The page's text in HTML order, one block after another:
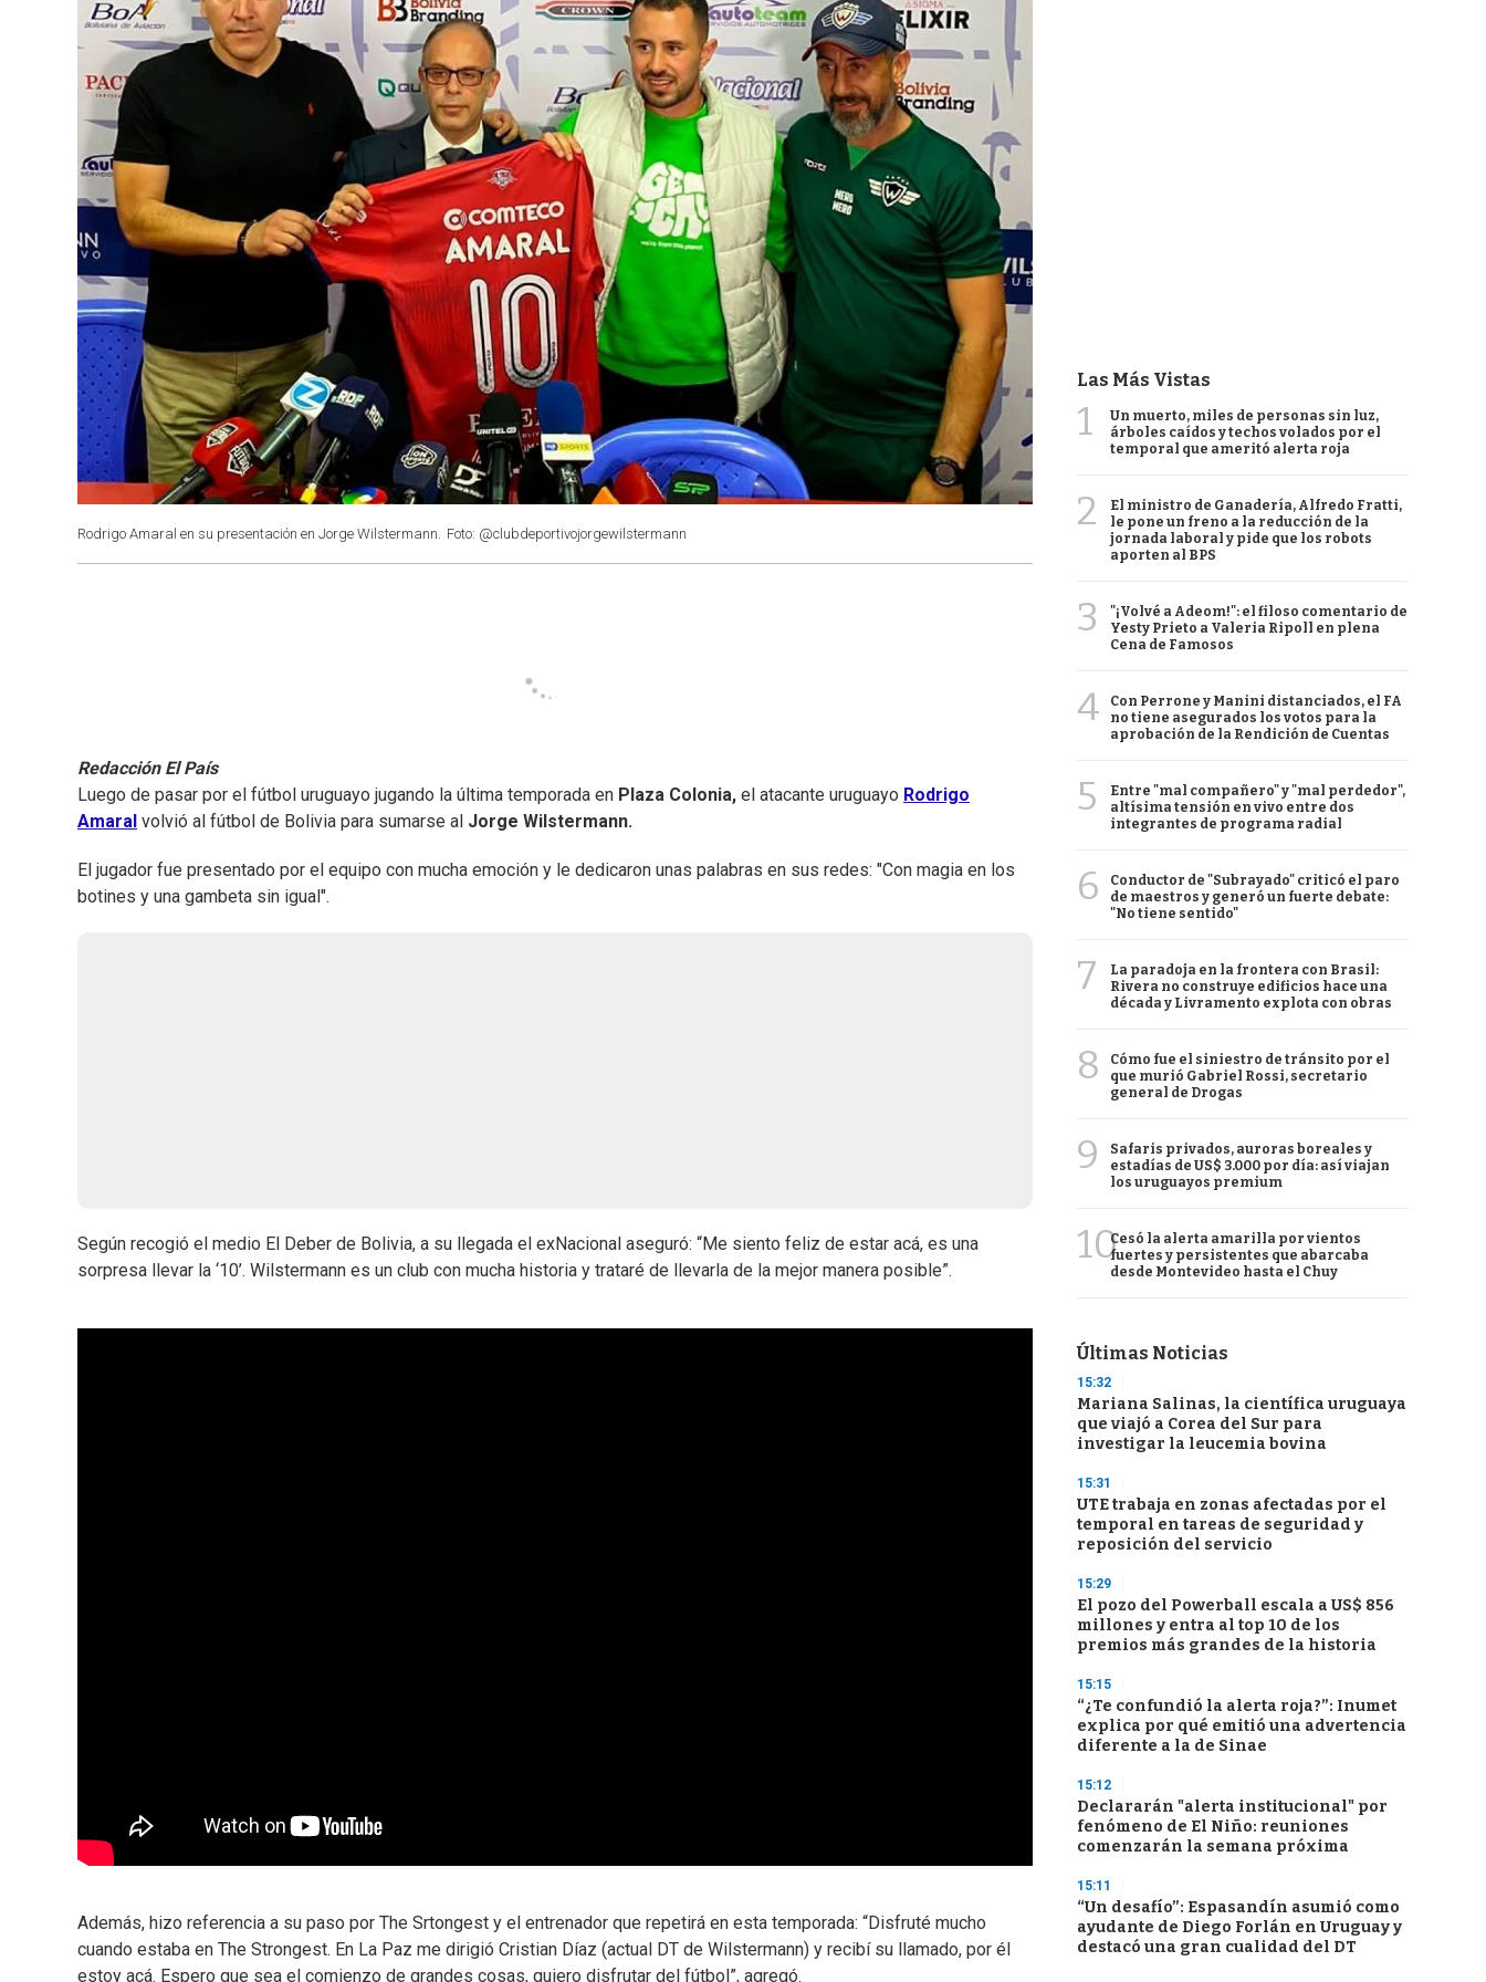
Rodrigo Amaral en su presentación en Jorge Wilstermann. Foto: @clubdeportivojorgewilstermann
Redacción El País
Luego de pasar por el fútbol uruguayo jugando la última temporada en Plaza Colonia, el atacante uruguayo Rodrigo
Amaral volvió al fútbol de Bolivia para sumarse al Jorge Wilstermann.
El jugador fue presentado por el equipo con mucha emoción y le dedicaron unas palabras en sus redes: "Con magia en los
botines y una gambeta sin igual".
Según recogió el medio El Deber de Bolivia, a su llegada el exNacional aseguró: “Me siento feliz de estar acá, es una
sorpresa llevar la ‘10’. Wilstermann es un club con mucha historia y trataré de llevarla de la mejor manera posible”.
Además, hizo referencia a su paso por The Srtongest y el entrenador que repetirá en esta temporada: “Disfruté mucho
cuando estaba en The Strongest. En La Paz me dirigió Cristian Díaz (actual DT de Wilstermann) y recibí su llamado, por él
estoy acá. Espero que sea el comienzo de grandes cosas, quiero disfrutar del fútbol”, agregó.
Las Más Vistas
1
Un muerto, miles de personas sin luz,
árboles caídos y techos volados por el
temporal que ameritó alerta roja
2
El ministro de Ganadería, Alfredo Fratti,
le pone un freno a la reducción de la
jornada laboral y pide que los robots
aporten al BPS
3
"¡Volvé a Adeom!": el filoso comentario de
Yesty Prieto a Valeria Ripoll en plena
Cena de Famosos
4
Con Perrone y Manini distanciados, el FA
no tiene asegurados los votos para la
aprobación de la Rendición de Cuentas
5
Entre "mal compañero" y "mal perdedor",
altísima tensión en vivo entre dos
integrantes de programa radial
6
Conductor de "Subrayado" criticó el paro
de maestros y generó un fuerte debate:
"No tiene sentido"
7
La paradoja en la frontera con Brasil:
Rivera no construye edificios hace una
década y Livramento explota con obras
8
Cómo fue el siniestro de tránsito por el
que murió Gabriel Rossi, secretario
general de Drogas
9
Safaris privados, auroras boreales y
estadías de US$ 3.000 por día: así viajan
los uruguayos premium
10Cesó la alerta amarilla por vientos
fuertes y persistentes que abarcaba
desde Montevideo hasta el Chuy
Últimas Noticias
15:32
Mariana Salinas, la científica uruguaya
que viajó a Corea del Sur para
investigar la leucemia bovina
15:31
UTE trabaja en zonas afectadas por el
temporal en tareas de seguridad y
reposición del servicio
15:29
El pozo del Powerball escala a US$ 856
millones y entra al top 10 de los
premios más grandes de la historia
15:15
“¿Te confundió la alerta roja?”: Inumet
explica por qué emitió una advertencia
diferente a la de Sinae
15:12
Declararán "alerta institucional" por
fenómeno de El Niño: reuniones
comenzarán la semana próxima
15:11
“Un desafío”: Espasandín asumió como
ayudante de Diego Forlán en Uruguay y
destacó una gran cualidad del DT